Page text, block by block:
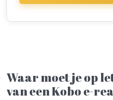
Waar moet je op
van een Kobo e-